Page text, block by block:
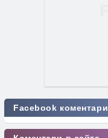
Facebook коментари